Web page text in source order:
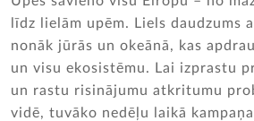
līdz lielām upēm. Liels daudzums
nonāk jūrās un okeānā, kas
un visu ekosistēmu. Lai izprastu
un rastu risinājumu atkritumu
vidē, tuvāko nedēļu laikā